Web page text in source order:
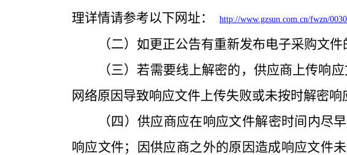
理详情请参考以下网址：
http://www.gzsun.com.cn/fwzn/
（二）如更正公告有重新发布电子采购文
（三）若需要线上解密的，供应商上传响
网络原因导致响应文件上传失败或未按时解密
（四）供应商应在响应文件解密时间内尽
响应文件；因供应商之外的原因造成响应文件